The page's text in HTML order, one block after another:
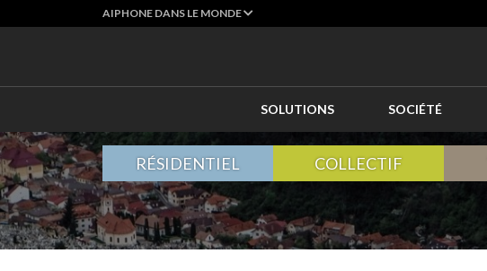
AIPHONE DANS LE MONDE
SOLUTIONS SOCIÉTÉ
RÉSIDENTIEL COLLECTIF